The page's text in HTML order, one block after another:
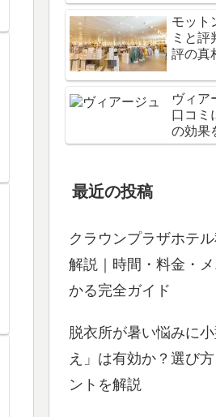
モット
ミと評
評の真
ヴィア
口コミ
の効果
最近の投稿
クラウンプラザホテ
解説｜時間・料金・
かる完全ガイド
脱衣所が暑い悩みに
え」は有効か？選び
ントを解説